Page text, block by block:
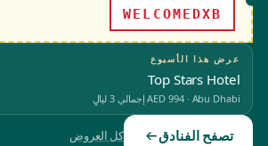
WELCOMEDXB
عرض هذا الأسبوع
Top Stars Hotel
Abu Dhabi
·
AED 994إجمالي 3 ليالٍ
تصفح الفنادق كل العروض